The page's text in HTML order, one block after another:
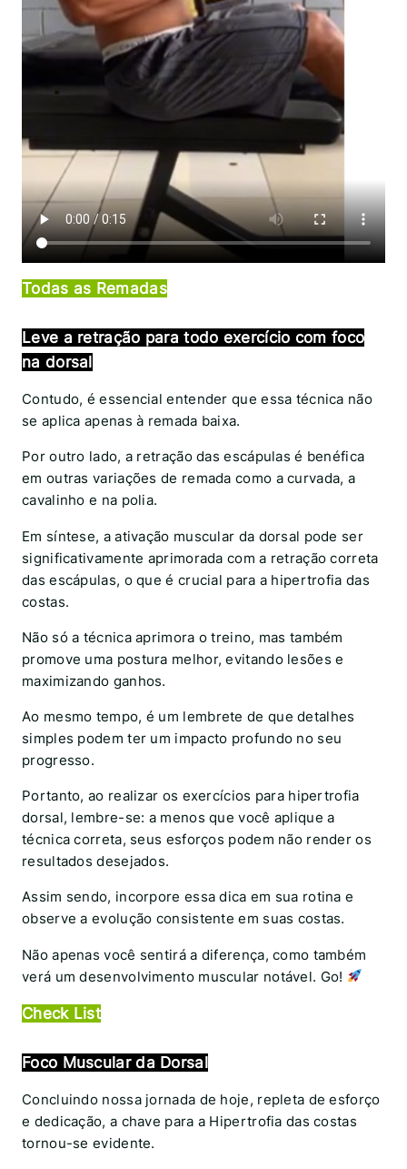
Todas as Remadas
Leve a retração para todo exercício com foco
na dorsal
Contudo, é essencial entender que essa técnica não
se aplica apenas à remada baixa.
Por outro lado, a retração das escápulas é benéfica
em outras variações de remada como a curvada, a
cavalinho e na polia.
Em síntese, a ativação muscular da dorsal pode ser
significativamente aprimorada com a retração correta
das escápulas, o que é crucial para a hipertrofia das
costas.
Não só a técnica aprimora o treino, mas também
promove uma postura melhor, evitando lesões e
maximizando ganhos.
Ao mesmo tempo, é um lembrete de que detalhes
simples podem ter um impacto profundo no seu
progresso.
Portanto, ao realizar os exercícios para hipertrofia
dorsal, lembre-se: a menos que você aplique a
técnica correta, seus esforços podem não render os
resultados desejados.
Assim sendo, incorpore essa dica em sua rotina e
observe a evolução consistente em suas costas.
Não apenas você sentirá a diferença, como também
verá um desenvolvimento muscular notável. Go!
Check List
Foco Muscular da Dorsal
Concluindo nossa jornada de hoje, repleta de esforço
e dedicação, a chave para a Hipertrofia das costas
tornou-se evidente.